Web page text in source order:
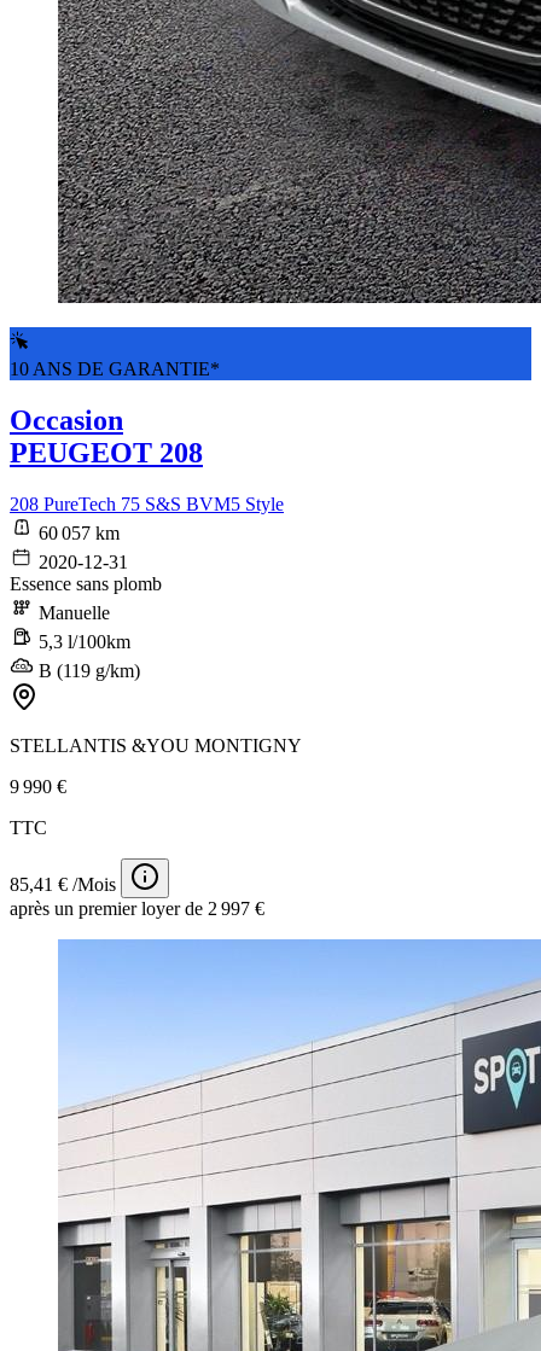
10 ANS DE GARANTIE*
Occasion
PEUGEOT 208
208 PureTech 75 S&S BVM5 Style
60 057 km
2020-12-31
Essence sans plomb
Manuelle
5,3 l/100km
B (119 g/km)
STELLANTIS &YOU MONTIGNY
9 990 €
TTC
85,41 € /Mois
après un premier loyer de 2 997 €